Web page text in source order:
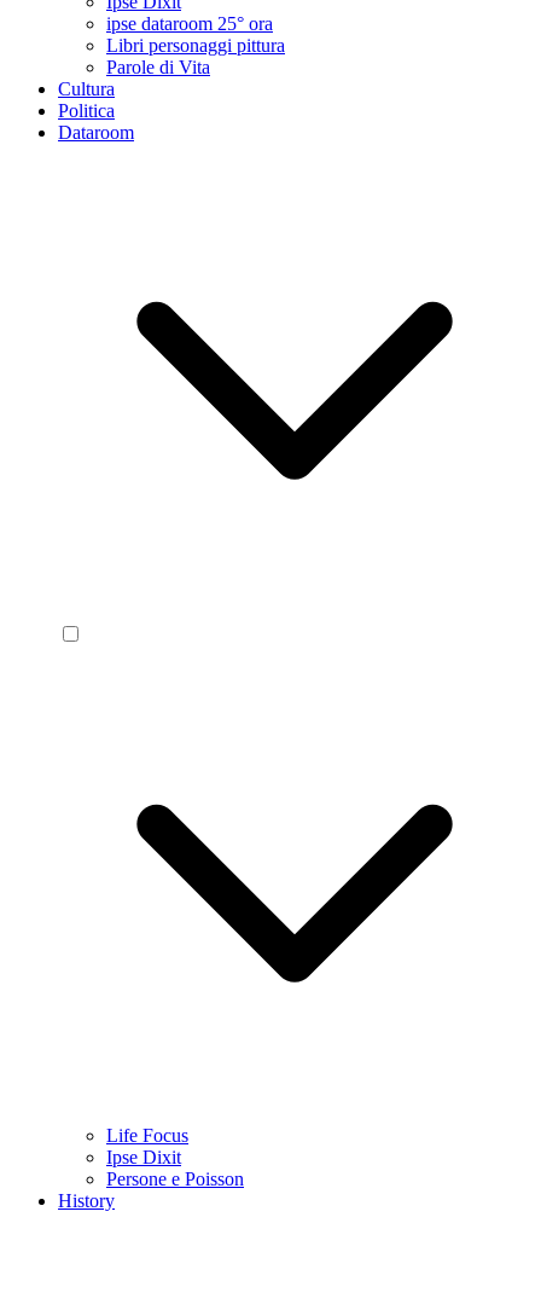
ipse dataroom 25° ora
Libri personaggi pittura
Parole di Vita
Cultura
Politica
Dataroom
Life Focus
Ipse Dixit
Persone e Poisson
History